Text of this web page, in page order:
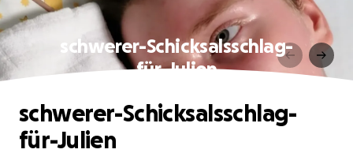
schwerer-Schicksalsschlag-
für-Julien
schwerer-Schicksalsschlag-
für-Julien